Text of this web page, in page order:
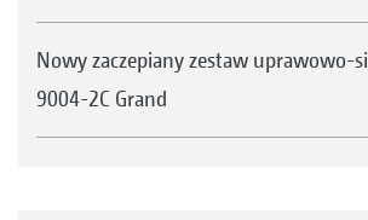
Nowy zaczepiany zestaw uprawowo-
9004-2C Grand